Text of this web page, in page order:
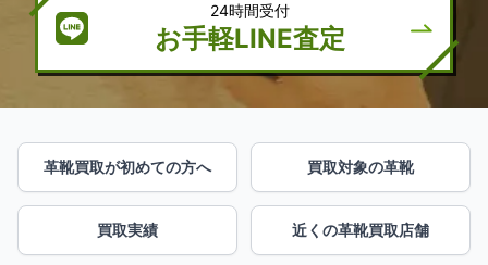
24時間受付
お手軽LINE査定
革靴買取が初めての方へ 買取対象の革靴
買取実績 近くの革靴買取店舗